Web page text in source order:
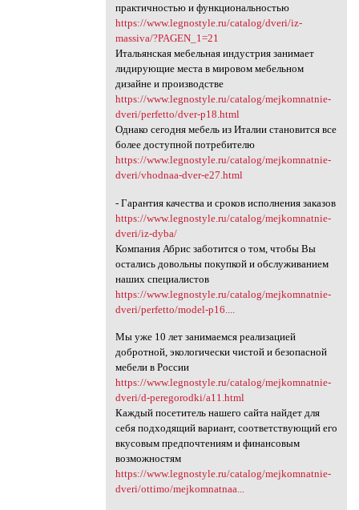
практичностью и функциональностью
https://www.legnostyle.ru/catalog/dveri/iz-
massiva/?PAGEN_1=21
Итальянская мебельная индустрия занимает
лидирующие места в мировом мебельном
дизайне и производстве
https://www.legnostyle.ru/catalog/mejkomnatnie-
dveri/perfetto/dver-p18.html
Однако сегодня мебель из Италии становится все
более доступной потребителю
https://www.legnostyle.ru/catalog/mejkomnatnie-
dveri/vhodnaa-dver-e27.html
- Гарантия качества и сроков исполнения заказов
https://www.legnostyle.ru/catalog/mejkomnatnie-
dveri/iz-dyba/
Компания Абрис заботится о том, чтобы Вы
остались довольны покупкой и обслуживанием
наших специалистов
https://www.legnostyle.ru/catalog/mejkomnatnie-
dveri/perfetto/model-p16....
Мы уже 10 лет занимаемся реализацией
добротной, экологически чистой и безопасной
мебели в России
https://www.legnostyle.ru/catalog/mejkomnatnie-
dveri/d-peregorodki/a11.html
Каждый посетитель нашего сайта найдет для
себя подходящий вариант, соответствующий его
вкусовым предпочтениям и финансовым
возможностям
https://www.legnostyle.ru/catalog/mejkomnatnie-
dveri/ottimo/mejkomnatnaa...